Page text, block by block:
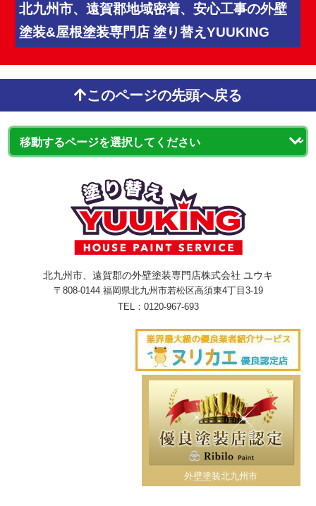
北九州市、遠賀郡地域密着、安心工事の外壁
塗装&屋根塗装専門店 塗り替えYUUKING
このページの先頭へ戻る
北九州市、遠賀郡の外壁塗装専門店株式会社 ユウキ
〒808-0144 福岡県北九州市若松区高須東4丁目3-19
TEL： 0120-967-693
外壁塗装北九州市